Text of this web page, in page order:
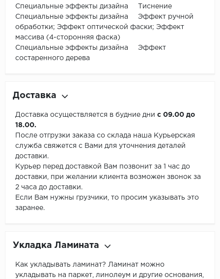
Специальные эффекты дизайна Тиснение
Специальные эффекты дизайна Эффект ручной
обработки; Эффект оптической фаски; Эффект
массива (4-сторонняя фаска)
Специальные эффекты дизайна Эффект
состаренного дерева
Доставка
Доставка осуществляется в будние дни с 09.00 до
18.00.
После отгрузки заказа со склада наша Курьерская
служба свяжется с Вами для уточнения деталей
доставки.
Курьер перед доставкой Вам позвонит за 1 час до
доставки, при желании клиента возможен звонок за
2 часа до доставки.
Если Вам нужны грузчики, то просим указывать это
заранее.
Укладка Ламината
Как укладывать ламинат? Ламинат можно
укладывать на паркет, линолеум и другие основания,